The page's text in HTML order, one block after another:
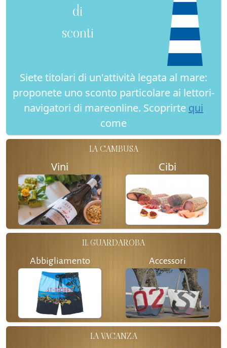
di
sconti
Siete titolari di un'attività legata al mare:
proponete uno sconto particolare ai lettori-
navigatori di mareonline. Scoprirte qui
come
LA CAMBUSA
Vini Cibi
IL GUARDAROBA
Abbigliamento Accessori
LA VACANZA